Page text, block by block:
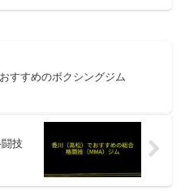
すすめのボクシングジム
技